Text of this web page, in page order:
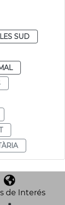
SUD
de Interés